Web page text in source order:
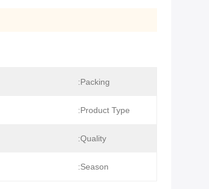
Packing:
Product Type:
Quality:
Season: